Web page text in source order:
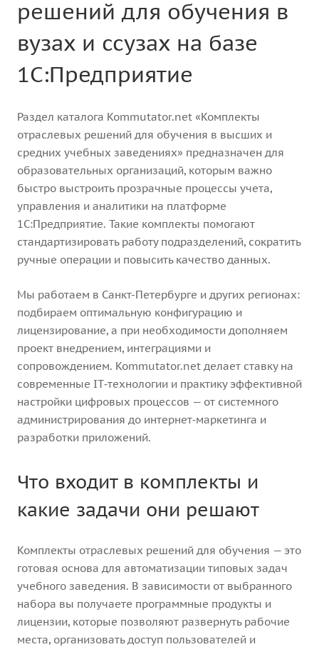
решений для обучения в
вузах и ссузах на базе
1С:Предприятие
Раздел каталога Kommutator.net «Комплекты
отраслевых решений для обучения в высших и
средних учебных заведениях» предназначен для
образовательных организаций, которым важно
быстро выстроить прозрачные процессы учета,
управления и аналитики на платформе
1С:Предприятие. Такие комплекты помогают
стандартизировать работу подразделений, сократить
ручные операции и повысить качество данных.
Мы работаем в Санкт-Петербурге и других регионах:
подбираем оптимальную конфигурацию и
лицензирование, а при необходимости дополняем
проект внедрением, интеграциями и
сопровождением. Kommutator.net делает ставку на
современные IT‑технологии и практику эффективной
настройки цифровых процессов — от системного
администрирования до интернет‑маркетинга и
разработки приложений.
Что входит в комплекты и
какие задачи они решают
Комплекты отраслевых решений для обучения — это
готовая основа для автоматизации типовых задач
учебного заведения. В зависимости от выбранного
набора вы получаете программные продукты и
лицензии, которые позволяют развернуть рабочие
места, организовать доступ пользователей и